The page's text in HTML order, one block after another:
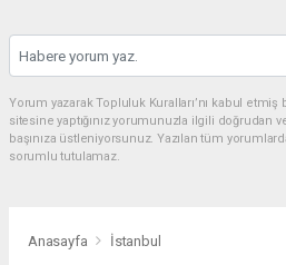
Yorum yazarak Topluluk Kuralları’nı kabul
sitesine yaptığınız yorumunuzla ilgili doğrudan
başınıza üstleniyorsunuz. Yazılan tüm
sorumlu tutulamaz.
Anasayfa İstanbul